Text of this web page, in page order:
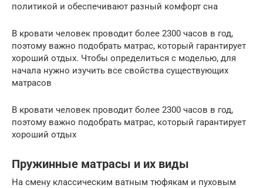
политикой и обеспечивают разный комфорт сна
В кровати человек проводит более 2300 часов в год,
поэтому важно подобрать матрас, который гарантирует
хороший отдых. Чтобы определиться с моделью, для
начала нужно изучить все свойства существующих
матрасов
В кровати человек проводит более 2300 часов в год,
поэтому важно подобрать матрас, который гарантирует
хороший отдых
Пружинные матрасы и их виды
На смену классическим ватным тюфякам и пуховым